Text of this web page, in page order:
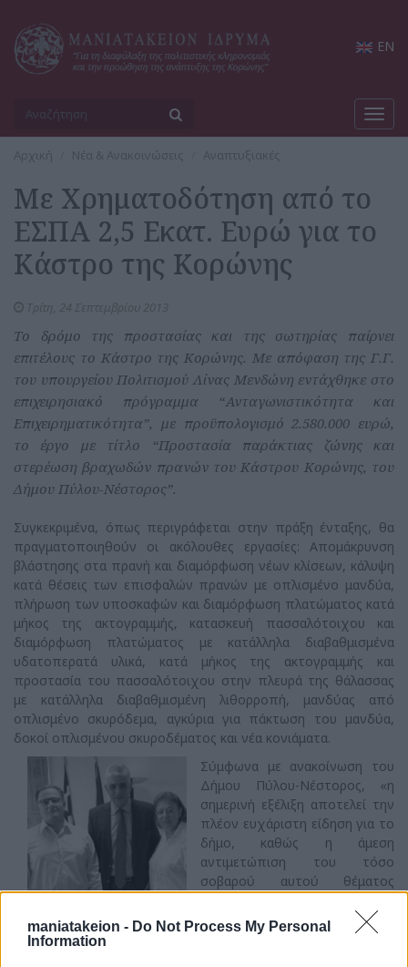
maniatakeion - Do Not Process My Personal
Information
EN
Αρχική Νέα & Ανακοινώσεις Αναπτυξιακές
Με Χρηματοδότηση από το
ΕΣΠΑ 2,5 Εκατ. Ευρώ για το
Κάστρο της Κορώνης
Το δρόμο της προστασίας και της σωτηρίας παίρνει
επιτέλους το Κάστρο της Κορώνης. Με απόφαση της Γ.Γ.
του υπουργείου Πολιτισμού Λίνας Μενδώνη εντάχθηκε στο
επιχειρησιακό πρόγραμμα “Ανταγωνιστικότητα και
Επιχειρηματικότητα”, με προϋπολογισμό 2.580.000 ευρώ,
το έργο με τίτλο “Προστασία παράκτιας ζώνης και
στερέωση βραχωδών πρανών του Κάστρου Κορώνης, του
Δήμου Πύλου-Νέστορος”.
Συγκεκριμένα, όπως περιγράφεται στην πράξη ένταξης, θα
πραγματοποιηθούν οι ακόλουθες εργασίες: Απομάκρυνση
βλάστησης στα πρανή και διαμόρφωση νέων κλίσεων, κάλυψη
κατά θέσεις των επισφαλών πρανών με οπλισμένο μανδύα,
πλήρωση των υποσκαφών και διαμόρφωση πλατώματος κατά
μήκος της ακτογραμμής, κατασκευή πασσαλότοιχου και
διαμόρφωση πλατώματος με κατάλληλα διαβαθμισμένα
υδατοπερατά υλικά, κατά μήκος της ακτογραμμής και
προστασία του πασσαλότοιχου στην πλευρά της θάλασσας
με κατάλληλα διαβαθμισμένη λιθορροπή, μανδύας από
οπλισμένο σκυρόδεμα, αγκύρια για πάκτωση του μανδύα,
δοκοί οπλισμένου σκυροδέματος και νέα κονιάματα.
Σύμφωνα με ανακοίνωση του
Δήμου Πύλου-Νέστορος, «η
σημερινή εξέλιξη αποτελεί την
πλέον ευχάριστη είδηση για το
δήμο, καθώς η άμεση
αντιμετώπιση του τόσο
σοβαρού αυτού θέματος
διαφύλαξη της πολιτιστικής
μας κληρονομιάς. Ο Δήμαρχος